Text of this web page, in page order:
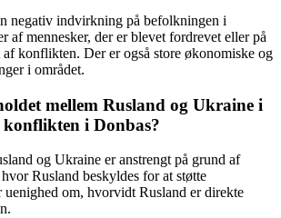
negativ indvirkning på befolkningen i
af mennesker, der er blevet fordrevet eller på
af konflikten. Der er også store økonomiske og
i området.
mellem Rusland og Ukraine i
konflikten i Donbas?
og Ukraine er anstrengt på grund af
Rusland beskyldes for at støtte
uenighed om, hvorvidt Rusland er direkte